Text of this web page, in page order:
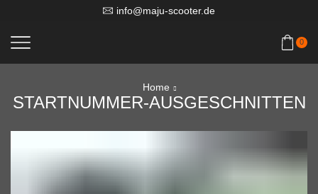
info@maju-scooter.de
0
Home
STARTNUMMER-AUSGESCHNITTEN